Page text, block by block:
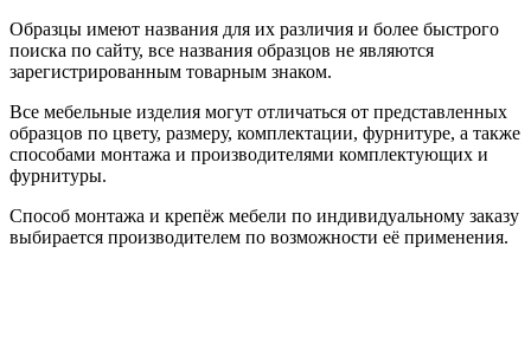
Образцы имеют названия для их различия и более быстрого
поиска по сайту, все названия образцов не являются
зарегистрированным товарным знаком.
Все мебельные изделия могут отличаться от представленных
образцов по цвету, размеру, комплектации, фурнитуре, а также
способами монтажа и производителями комплектующих и
фурнитуры.
Способ монтажа и крепёж мебели по индивидуальному заказу
выбирается производителем по возможности её применения.